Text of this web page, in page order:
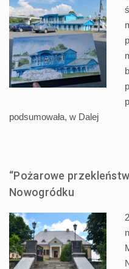
podsumowała, w Dalej
“Pożarowe
Nowogródku